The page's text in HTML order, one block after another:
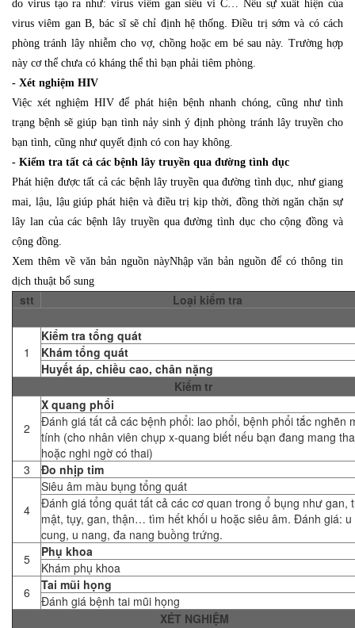
do virus tạo ra như: virus viêm gan siêu vi C… Nếu sự xuất hiện của
virus viêm gan B, bác sĩ sẽ chỉ định hệ thống. Điều trị sớm và có cách
phòng tránh lây nhiễm cho vợ, chồng hoặc em bé sau này. Trường hợp
này cơ thể chưa có kháng thể thì bạn phải tiêm phòng.
- Xét nghiệm HIV
Việc xét nghiệm HIV để phát hiện bệnh nhanh chóng, cũng như tình
trạng bệnh sẽ giúp bạn tình nảy sinh ý định phòng tránh lây truyền cho
bạn tình, cũng như quyết định có con hay không.
- Kiểm tra tất cả các bệnh lây truyền qua đường tình dục
Phát hiện được tất cả các bệnh lây truyền qua đường tình dục, như giang
mai, lậu, lậu giúp phát hiện và điều trị kịp thời, đồng thời ngăn chặn sự
lây lan của các bệnh lây truyền qua đường tình dục cho cộng đồng và
cộng đồng.
Xem thêm về văn bản nguồn nàyNhập văn bản nguồn để có thông tin
dịch thuật bổ sung
stt Loại kiểm tra
1
Kiểm tra tổng quát
Khám tổng quát
Huyết áp, chiều cao, chân nặng
Kiểm tr
2
X quang phổi
Đánh giá tất cả các bệnh phổi: lao phổi, bệnh phổi tắc nghẽn
tính (cho nhân viên chụp x-quang biết nếu bạn đang mang
hoặc nghi ngờ có thai)
3
Đo nhịp tim
4
Siêu âm màu bụng tổng quát
Đánh giá tổng quát tất cả các cơ quan trong ổ bụng như gan,
mật, tụy, gan, thận… tìm hết khối u hoặc siêu âm. Đánh giá:
cung, u nang, đa nang buồng trứng.
5
Phụ khoa
Khám phụ khoa
6
Tai mũi họng
Đánh giá bệnh tai mũi họng
XÉT NGHIỆM